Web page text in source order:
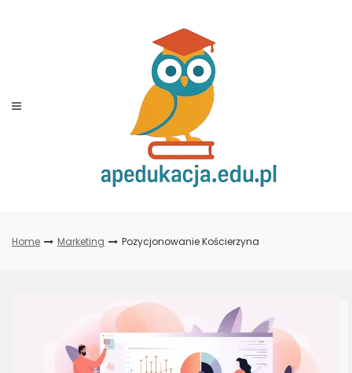
Home Marketing Pozycjonowanie Kościerzyna